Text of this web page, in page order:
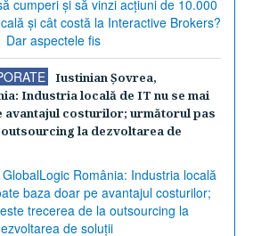
Iustinian Şovrea,
Industria locală de IT nu se mai
avantajul costurilor; următorul pas
la dezvoltarea de